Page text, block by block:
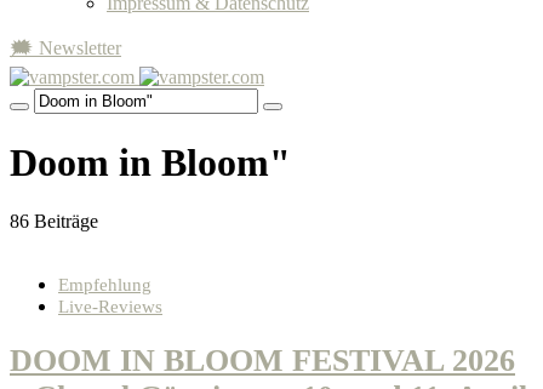
🗯 Newsletter
Doom in Bloom"
86 Beiträge
Empfehlung
Live-Reviews
DOOM IN BLOOM FESTIVAL 2026